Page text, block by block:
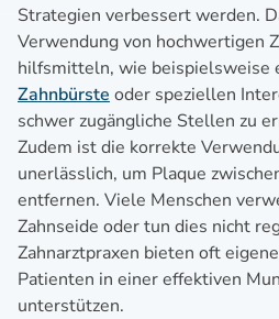
Strategien verbessert werden.
Verwendung von hochwertigen
hilfsmitteln, wie beispielsweise
Zahnbürste oder speziellen
schwer zugängliche Stellen zu
Zudem ist die korrekte
unerlässlich, um Plaque
entfernen. Viele Menschen
Zahnseide oder tun dies nicht
Zahnarztpraxen bieten oft
Patienten in einer effektiven
unterstützen.